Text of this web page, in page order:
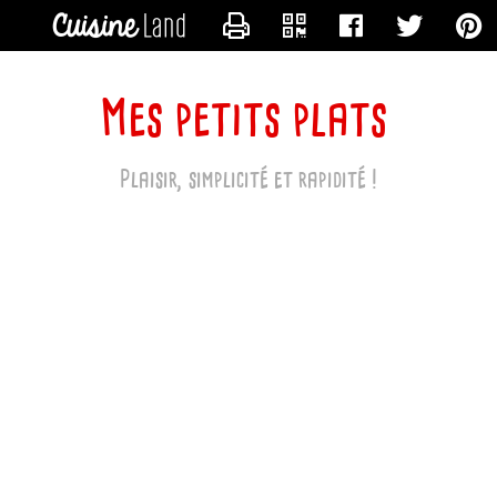
Mes petits plats
Plaisir, simplicité et rapidité !
CONTACTER MAPETITEDINETTE